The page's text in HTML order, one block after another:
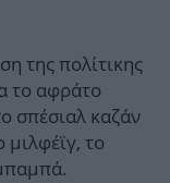
της πολίτικης
το αφράτο
σπέσιαλ καζάν
μιλφέϊγ, το